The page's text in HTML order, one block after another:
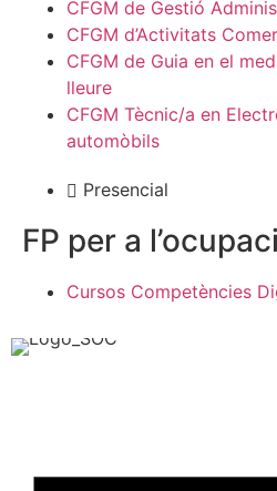
CFGM de Gestió
CFGM d’Activitats
CFGM de Guia en el
lleure
CFGM Tècnic/a en
automòbils
Presencial
FP per a
Cursos Competències